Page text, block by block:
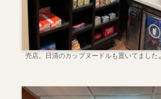
売店。日清のカップヌードルも置いてました